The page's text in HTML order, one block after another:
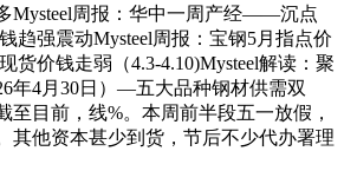
Mysteel周报：华中一周产经——沉点
趋强震动Mysteel周报：宝钢5月指点价
货价钱走弱（4.3-4.10)Mysteel解读：聚
年4月30日）—五大品种钢材供需双
至目前，线%。本周前半段五一放假，
其他资本甚少到货，节后不少代办署理